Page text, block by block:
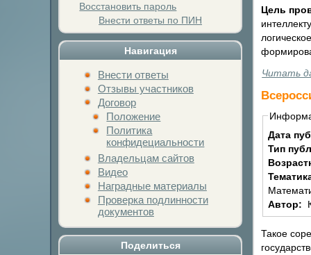
Восстановить пароль
Внести ответы по ПИН
Навигация
Внести ответы
Отзывы участников
Договор
Положение
Политика
конфидециальности
Владельцам сайтов
Видео
Наградные материалы
Проверка подлинности
документов
Поделиться
Цель
Читать
Дата
Тип
Автор:
Такое